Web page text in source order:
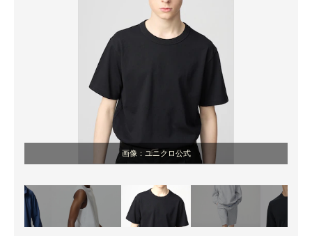
画像：ユニクロ公式